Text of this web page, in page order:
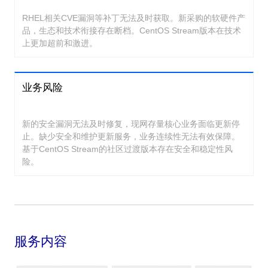
RHEL相关CVE漏洞等补丁无法及时获取。新采购的软硬件产
品，生态和技术衔接存在断档。CentOS Stream版本在技术
上更加超前和激进。
业务风险
新的安全漏洞无法及时修复，现网存量核心业务面临更新停
止。缺少安全和维护更新服务，业务连续性无法有效保障。
基于CentOS Stream的社区过渡版本存在安全和稳定性风
险。
服务内容